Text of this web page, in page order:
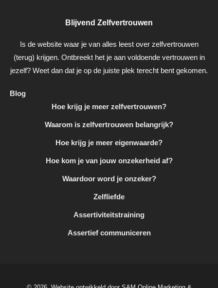
Blijvend Zelfvertrouwen
Is de website waar je van alles leest over zelfvertrouwen
(terug) krijgen. Ontbreekt het je aan voldoende vertrouwen in
jezelf? Weet dan dat je op de juiste plek terecht bent gekomen.
Blog
Hoe krijg je meer zelfvertrouwen?
Waarom is zelfvertrouwen belangrijk?
Hoe krijg je meer eigenwaarde?
Hoe kom je van jouw onzekerheid af?
Waardoor word je onzeker?
Zelfliefde
Assertiviteitstraining
Assertief communiceren